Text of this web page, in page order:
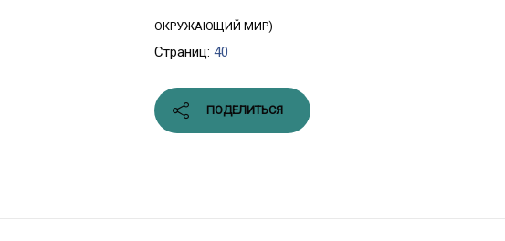
ОКРУЖАЮЩИЙ МИР)
Страниц: 40
ПОДЕЛИТЬСЯ